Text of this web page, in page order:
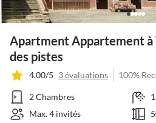
Apartment Appartement à
des pistes
4.00/5 3 évaluations 100%
2 Chambres
Max. 4 invités